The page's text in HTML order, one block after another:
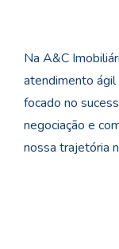
Na A&C
atendimento
focado no
negociação e
nossa trajetória